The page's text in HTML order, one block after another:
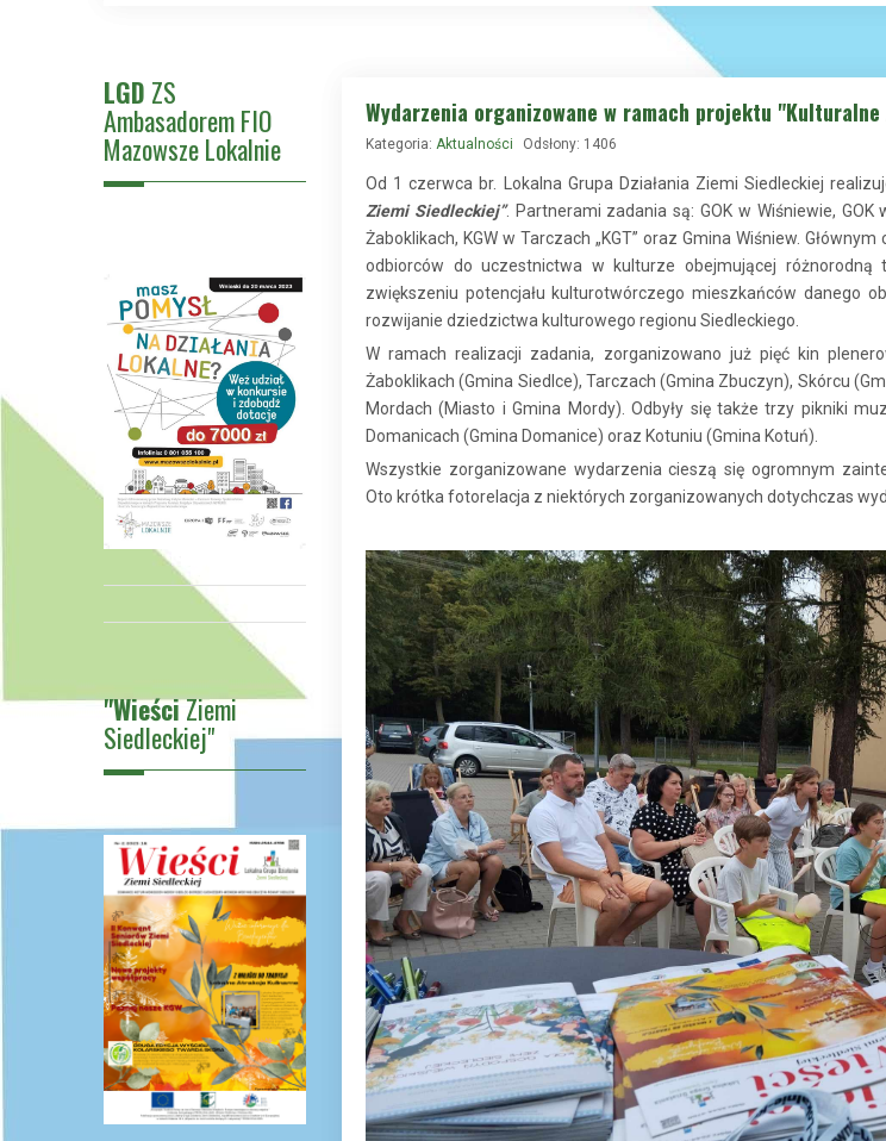
Wydarzenia organizowane w ramach projektu
Kategoria: Aktualności Odsłony: 1406
Od 1 czerwca br. Lokalna Grupa Działania Ziemi Siedleckiej
Ziemi Siedleckiej”. Partnerami zadania są: GOK w Wiśniewie, GOK
Żaboklikach, KGW w Tarczach „KGT” oraz Gmina Wiśniew.
odbiorców do uczestnictwa w kulturze obejmującej
zwiększeniu potencjału kulturotwórczego mieszkańców danego
rozwijanie dziedzictwa kulturowego regionu Siedleckiego.
W ramach realizacji zadania, zorganizowano już pięć kin
Żaboklikach (Gmina Siedlce), Tarczach (Gmina Zbuczyn), Skórcu
Mordach (Miasto i Gmina Mordy). Odbyły się także trzy pikniki
Domanicach (Gmina Domanice) oraz Kotuniu (Gmina Kotuń).
Wszystkie zorganizowane wydarzenia cieszą się ogromnym
Oto krótka fotorelacja z niektórych zorganizowanych dotychczas
LGD ZS
Ambasadorem FIO
Mazowsze Lokalnie
"WieściZiemi
Siedleckiej"